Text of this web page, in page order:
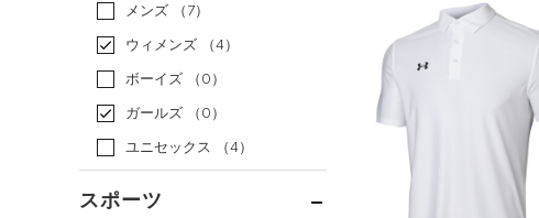
メンズ
（7）
ウィメンズ
（4）
ボーイズ
（0）
ガールズ
（0）
ユニセックス
（4）
スポーツ